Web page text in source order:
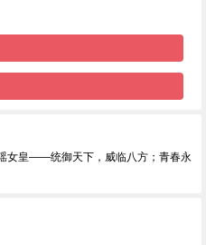
女皇——统御天下，威临八方；青春永